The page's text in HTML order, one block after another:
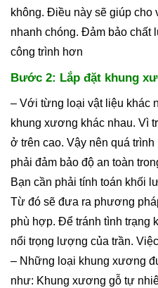
không. Điều này sẽ giúp cho
nhanh chóng. Đảm bảo chất
công trình hơn
Bước 2: Lắp đặt khung
– Với từng loại vật liệu khác
khung xương khác nhau. Vì
ở trên cao. Vậy nên quá
phải đảm bảo độ an toàn
Bạn cần phải tính toán khối
Từ đó sẽ đưa ra phương
phù hợp. Để tránh tình trạng
nổi trọng lượng của trần.
– Những loại khung xương
như: Khung xương gỗ tự